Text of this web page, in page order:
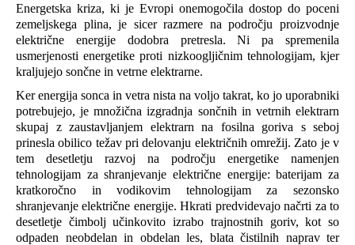
Energetska kriza, ki je Evropi onemogočila dostop do poceni
zemeljskega plina, je sicer razmere na področju proizvodnje
električne energije dodobra pretresla. Ni pa spremenila
usmerjenosti energetike proti nizkoogljičnim tehnologijam, kjer
kraljujejo sončne in vetrne elektrarne.
Ker energija sonca in vetra nista na voljo takrat, ko jo uporabniki
potrebujejo, je množična izgradnja sončnih in vetrnih elektrarn
skupaj z zaustavljanjem elektrarn na fosilna goriva s seboj
prinesla obilico težav pri delovanju električnih omrežij. Zato je v
tem desetletju razvoj na področju energetike namenjen
tehnologijam za shranjevanje električne energije: baterijam za
kratkoročno in vodikovim tehnologijam za sezonsko
shranjevanje električne energije. Hkrati predvidevajo načrti za to
desetletje čimbolj učinkovito izrabo trajnostnih goriv, kot so
odpaden neobdelan in obdelan les, blata čistilnih naprav ter